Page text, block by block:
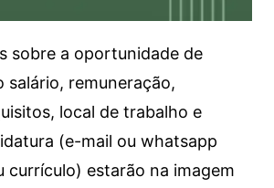
sobre a oportunidade de
salário, remuneração,
local de trabalho e
(e-mail ou whatsapp
currículo) estarão na imagem